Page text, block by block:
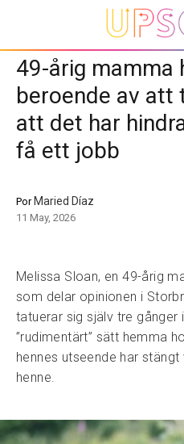
49-årig mamma
beroende av att
att det har
få ett jobb
Por Maried Díaz
11 May, 2026
Melissa Sloan, en 49-årig
som delar opinionen i
tatuerar sig själv tre gånger
”rudimentärt” sätt hemma
hennes utseende har
henne.